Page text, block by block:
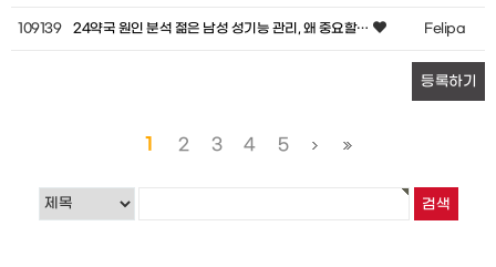
109139 24약국 원인 분석 젊은 남성 성기능 관리, 왜 중요할… Felipa
등록하기
1 2 3 4 5